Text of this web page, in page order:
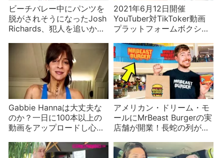
ビーチバレー中にパンツを
脱がされそうになったJosh
Richards、犯人を追いかけ
を脱がされそうになった別
の有名人の話も
2021年6月12日開催
YouTuber対TikToker動画
プラットフォームボクシン
Gabbie Hannaは大丈夫な
のか？一日に100本以上の
動画をアップロードし心配
アメリカン・ドリーム・モ
ールにMrBeast Burgerの実
店舗が開業！長蛇の列がで